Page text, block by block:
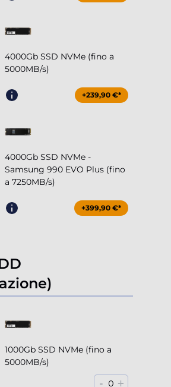
4000Gb SSD NVMe (fino a
5000MB/s)
+239,90 €*
4000Gb SSD NVMe -
Samsung 990 EVO Plus (fino
a 7250MB/s)
+399,90 €*
1000Gb SSD NVMe (fino a
5000MB/s)
- 0 +